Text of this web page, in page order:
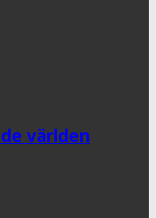
världen